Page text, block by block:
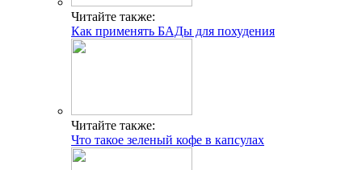
Читайте также:
Как применять БАДы для похудения
Читайте также:
Что такое зеленый кофе в капсулах